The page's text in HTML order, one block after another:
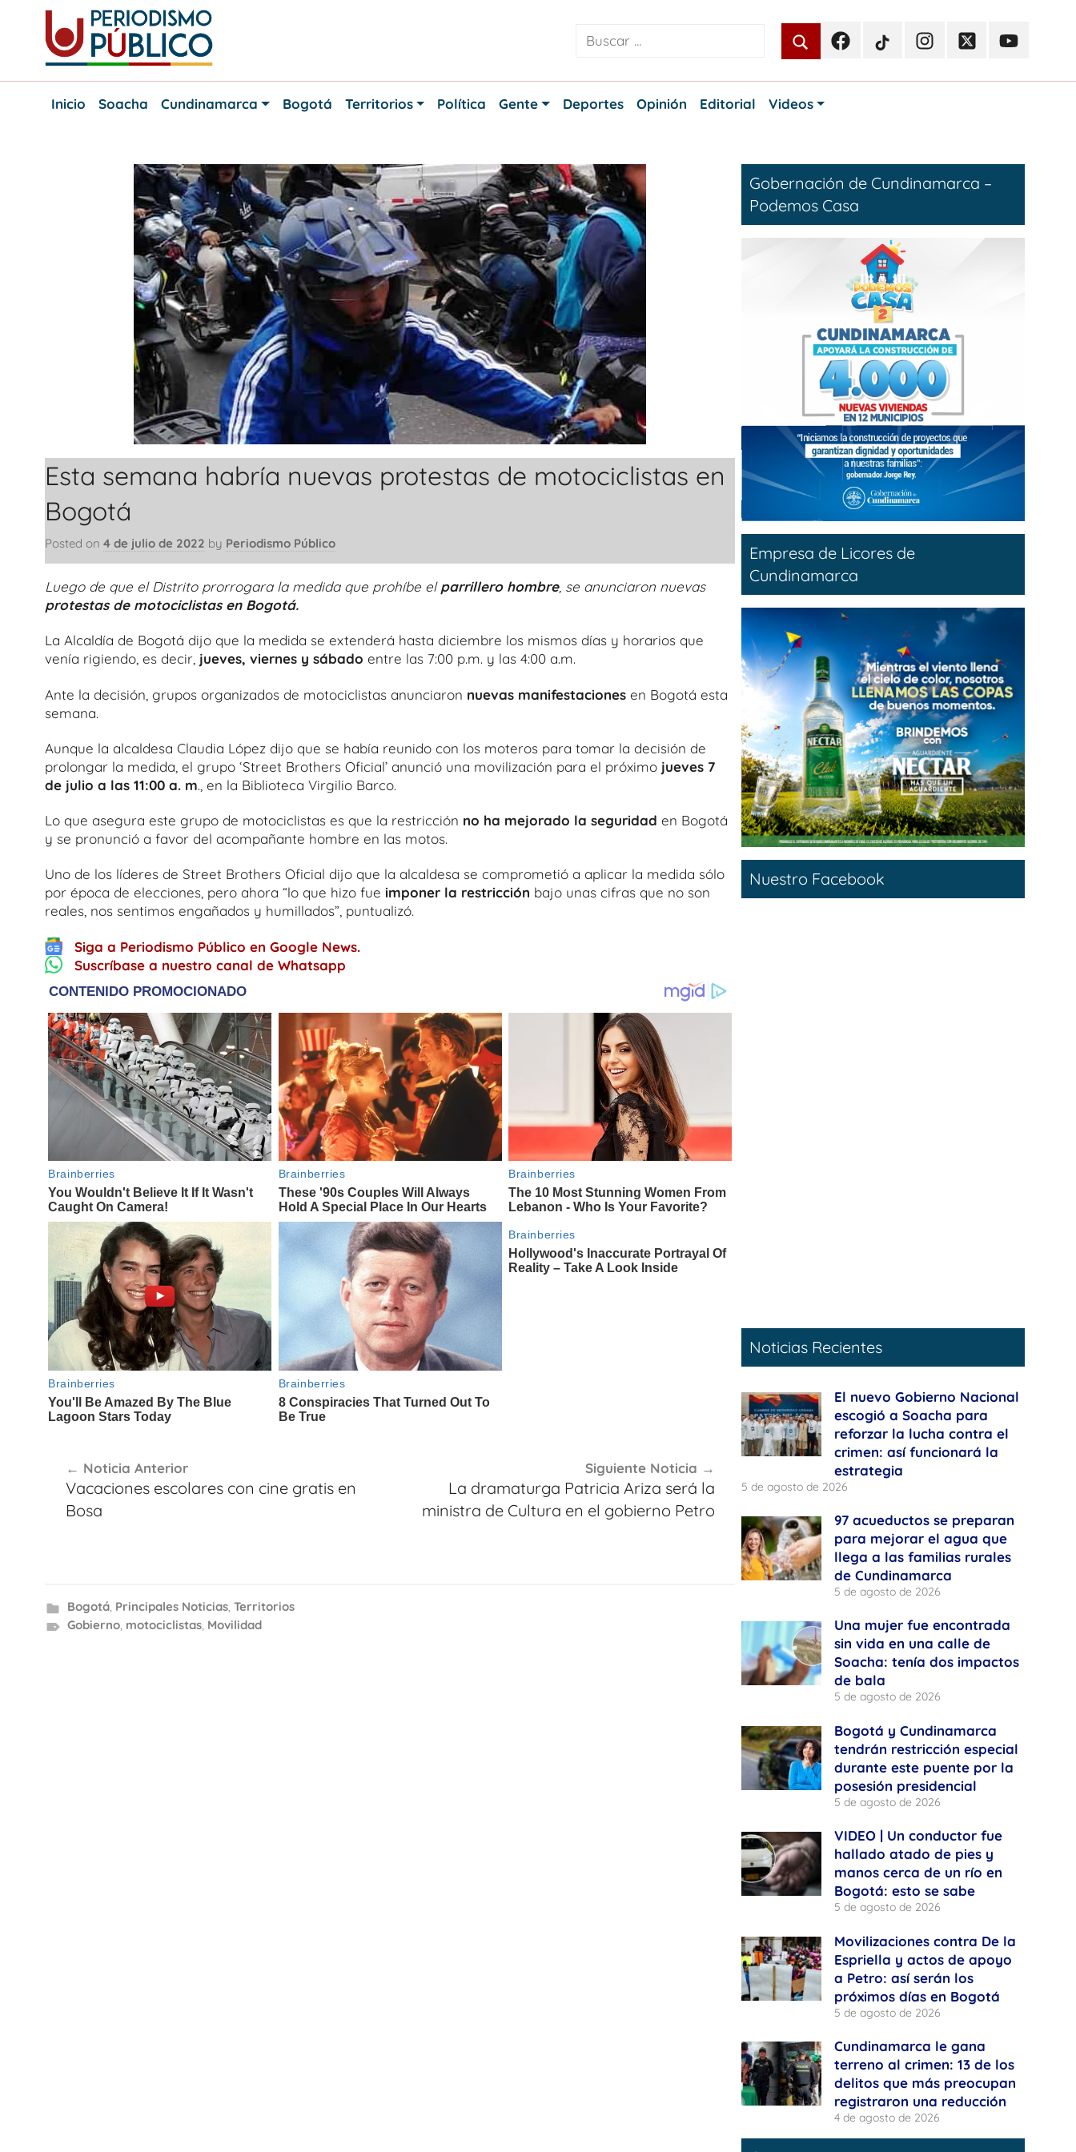
content
Periodismo
Noticias
FacebookTikTokInstagramTwitterYoutube
Inicio
Soacha Cundinamarca Bogotá Territorios Política Gente Deportes Opinión Editorial Videos
Esta semana habría nuevas protestas de motociclistas en
Bogotá
Posted on 4 de julio de 2022 by Periodismo Público
Luego de que el Distrito prorrogara la medida que prohíbe elparrillero hombre, se anunciaron nuevas
protestas de motociclistas en Bogotá.
La Alcaldía de Bogotá dijo que la medida se extenderá hasta diciembre los mismos días y horarios que
venía rigiendo, es decir, jueves, viernes y sábado entre las 7:00 p.m. y las 4:00 a.m.
Ante la decisión, grupos organizados de motociclistas anunciaron nuevas manifestaciones en Bogotá esta
semana.
Aunque la alcaldesa Claudia López dijo que se había reunido con los moteros para tomar la decisión de
prolongar la medida, el grupo ‘Street Brothers Oficial’ anunció una movilización para el próximo jueves 7
de julio a las 11:00 a. m., en la Biblioteca Virgilio Barco.
Lo que asegura este grupo de motociclistas es que la restricción no ha mejorado la seguridad en Bogotá
y se pronunció a favor del acompañante hombre en las motos.
Uno de los líderes de Street Brothers Oficial dijo que la alcaldesa se comprometió a aplicar la medida sólo
por época de elecciones, pero ahora “lo que hizo fue imponer la restricción bajo unas cifras que no son
reales, nos sentimos engañados y humillados”, puntualizó.
Siga a Periodismo Público en Google News.
Suscríbase a nuestro canal de Whatsapp
de
entradas
Noticia Anterior
Vacaciones escolares con cine gratis en
Bosa
Siguiente Noticia
La dramaturga Patricia Ariza será la
ministra de Cultura en el gobierno Petro
Bogotá, Principales Noticias, Territorios
Gobierno, motociclistas, Movilidad
Gobernación de Cundinamarca –
Podemos Casa
Empresa de Licores de
Cundinamarca
Nuestro Facebook
Noticias Recientes
El nuevo Gobierno Nacional
escogió a Soacha para
reforzar la lucha contra el
crimen: así funcionará la
estrategia
5 de agosto de 2026
97 acueductos se preparan
para mejorar el agua que
llega a las familias rurales
de Cundinamarca
5 de agosto de 2026
Una mujer fue encontrada
sin vida en una calle de
Soacha: tenía dos impactos
de bala
5 de agosto de 2026
Bogotá y Cundinamarca
tendrán restricción especial
durante este puente por la
posesión presidencial
5 de agosto de 2026
VIDEO | Un conductor fue
hallado atado de pies y
manos cerca de un río en
Bogotá: esto se sabe
5 de agosto de 2026
Movilizaciones contra De la
Espriella y actos de apoyo
a Petro: así serán los
próximos días en Bogotá
5 de agosto de 2026
Cundinamarca le gana
terreno al crimen: 13 de los
delitos que más preocupan
registraron una reducción
4 de agosto de 2026